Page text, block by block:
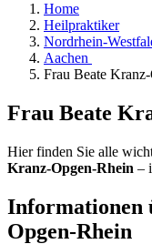
Home
Heilpraktiker
Nordrhein-
Aachen
Frau Beate
Frau Beate
Hier finden Sie alle
Kranz-Opgen-Rhein –
Informationen
Opgen-Rhein